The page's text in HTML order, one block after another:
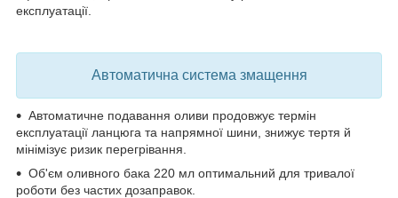
експлуатації.
Автоматична система змащення
Автоматичне подавання оливи продовжує термін
експлуатації ланцюга та напрямної шини, знижує тертя й
мінімізує ризик перегрівання.
Об'єм оливного бака 220 мл оптимальний для тривалої
роботи без частих дозаправок.